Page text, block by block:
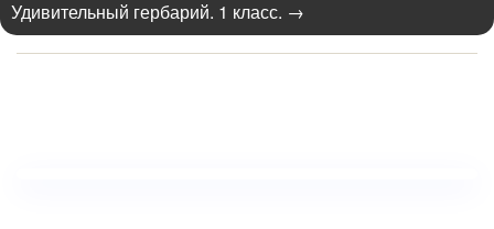
Удивительный гербарий. 1 класс. →